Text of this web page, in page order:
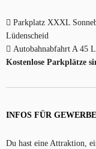
Parkplatz XXXL
Lüdenscheid
Autobahnabfahrt A 45
Kostenlose Parkplätze
INFOS FÜR
Du hast eine Attraktion,